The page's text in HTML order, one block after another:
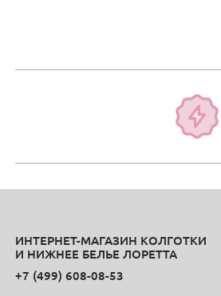
ИНТЕРНЕТ-МАГАЗИН КОЛГОТКИ
И НИЖНЕЕ БЕЛЬЕ ЛОРЕТТА
+7 (499) 608-08-53